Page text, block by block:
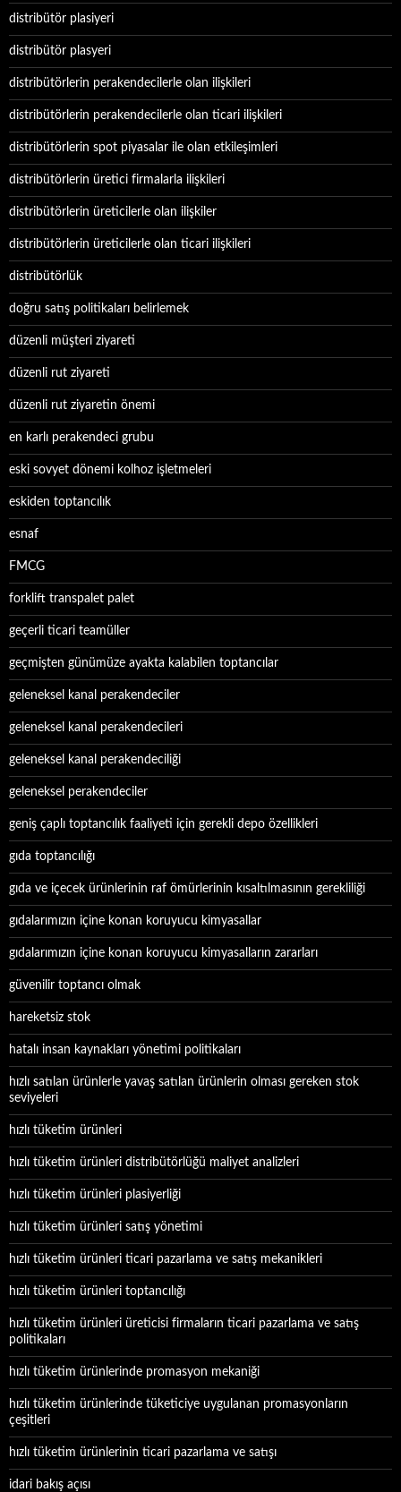
distribütör plasiyeri
distribütör plasyeri
distribütörlerin perakendecilerle olan ilişkileri
distribütörlerin perakendecilerle olan ticari ilişkileri
distribütörlerin spot piyasalar ile olan etkileşimleri
distribütörlerin üretici firmalarla ilişkileri
distribütörlerin üreticilerle olan ilişkiler
distribütörlerin üreticilerle olan ticari ilişkileri
distribütörlük
doğru satış politikaları belirlemek
düzenli müşteri ziyareti
düzenli rut ziyareti
düzenli rut ziyaretin önemi
en karlı perakendeci grubu
eski sovyet dönemi kolhoz işletmeleri
eskiden toptancılık
esnaf
FMCG
forklift transpalet palet
geçerli ticari teamüller
geçmişten günümüze ayakta kalabilen toptancılar
geleneksel kanal perakendeciler
geleneksel kanal perakendecileri
geleneksel kanal perakendeciliği
geleneksel perakendeciler
geniş çaplı toptancılık faaliyeti için gerekli depo özellikleri
gıda toptancılığı
gıda ve içecek ürünlerinin raf ömürlerinin kısaltılmasının gerekliliği
gıdalarımızın içine konan koruyucu kimyasallar
gıdalarımızın içine konan koruyucu kimyasalların zararları
güvenilir toptancı olmak
hareketsiz stok
hatalı insan kaynakları yönetimi politikaları
hızlı satılan ürünlerle yavaş satılan ürünlerin olması gereken stok
seviyeleri
hızlı tüketim ürünleri
hızlı tüketim ürünleri distribütörlüğü maliyet analizleri
hızlı tüketim ürünleri plasiyerliği
hızlı tüketim ürünleri satış yönetimi
hızlı tüketim ürünleri ticari pazarlama ve satış mekanikleri
hızlı tüketim ürünleri toptancılığı
hızlı tüketim ürünleri üreticisi firmaların ticari pazarlama ve satış
politikaları
hızlı tüketim ürünlerinde promasyon mekaniği
hızlı tüketim ürünlerinde tüketiciye uygulanan promasyonların
çeşitleri
hızlı tüketim ürünlerinin ticari pazarlama ve satışı
idari bakış açısı